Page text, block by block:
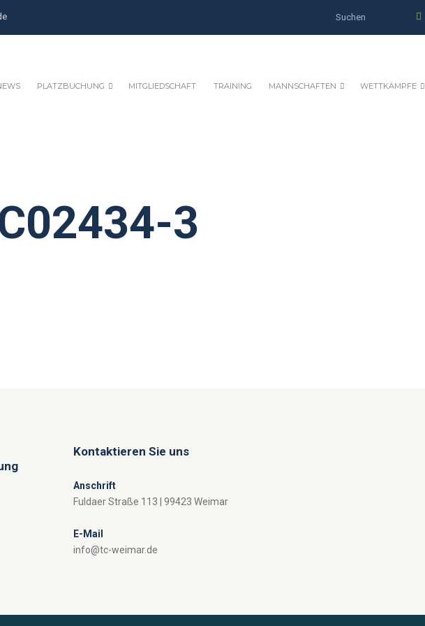
PLATZBUCHUNG MITGLIEDSCHAFT TRAINING MANNSCHAFTEN WETTKÄMPFE
3
Kontaktieren Sie uns
Anschrift
Fuldaer Straße 113 | 99423 Weimar
E-Mail
info@tc-weimar.de